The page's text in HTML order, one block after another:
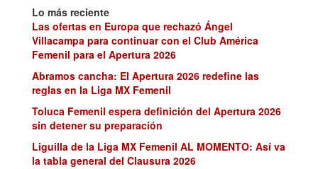
Lo más reciente
Las ofertas en Europa que rechazó Ángel
Villacampa para continuar con el Club América
Femenil para el Apertura 2026
Abramos cancha: El Apertura 2026 redefine las
reglas en la Liga MX Femenil
Toluca Femenil espera definición del Apertura 2026
sin detener su preparación
Liguilla de la Liga MX Femenil AL MOMENTO: Así va
la tabla general del Clausura 2026